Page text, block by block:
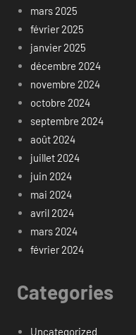
mars 2025
février 2025
janvier 2025
décembre 2024
novembre 2024
octobre 2024
septembre 2024
août 2024
juillet 2024
juin 2024
mai 2024
avril 2024
mars 2024
février 2024
Categories
Uncategorized